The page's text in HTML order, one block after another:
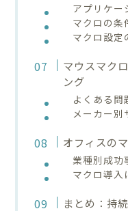
アプリケー
マクロの条
マクロ設定
マウスマク
ング
よくある問
メーカー別
オフィスの
業種別成功
マクロ導入
まとめ：持